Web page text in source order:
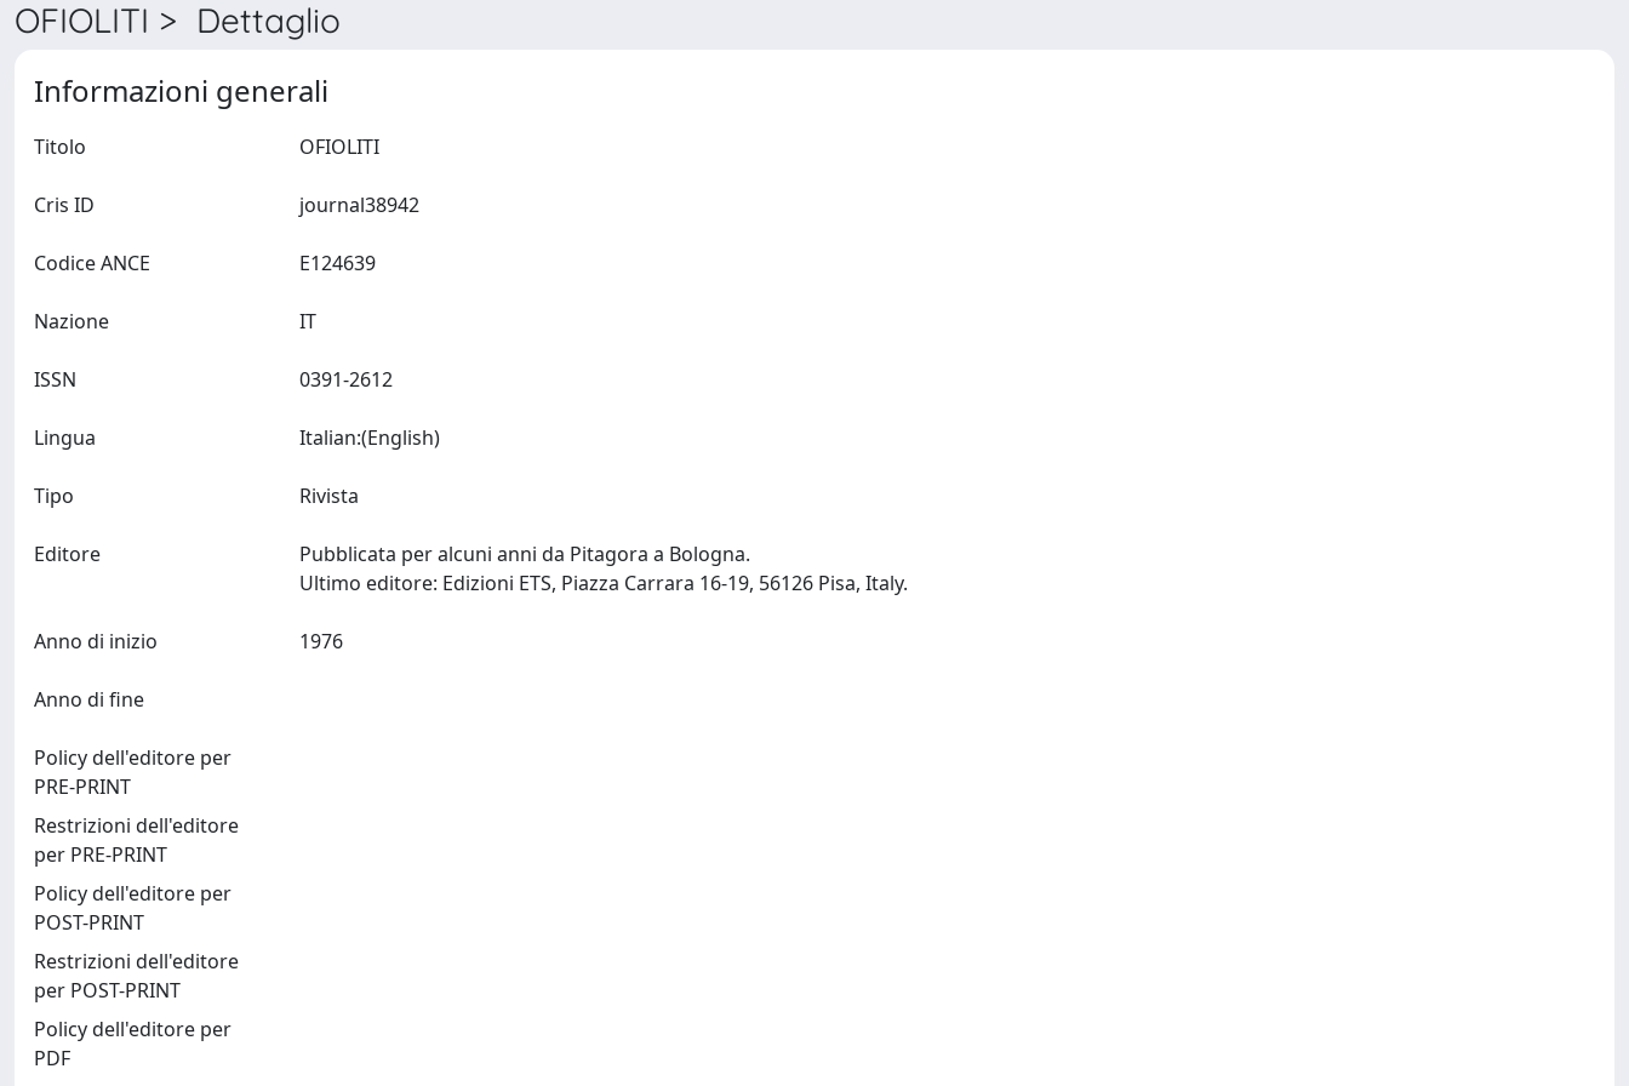
OFIOLITI > Dettaglio
Informazioni generali
Titolo
Cris ID
Codice ANCE
Nazione
ISSN
Lingua
Tipo Rivista
Editore
Pubblicata per alcuni anni da Pitagora a Bologna.
Anno di inizio
Anno di fine
Policy dell'editore per
PRE-PRINT
Restrizioni dell'editore
per PRE-PRINT
Policy dell'editore per
POST-PRINT
Restrizioni dell'editore
per POST-PRINT
Policy dell'editore per
PDF